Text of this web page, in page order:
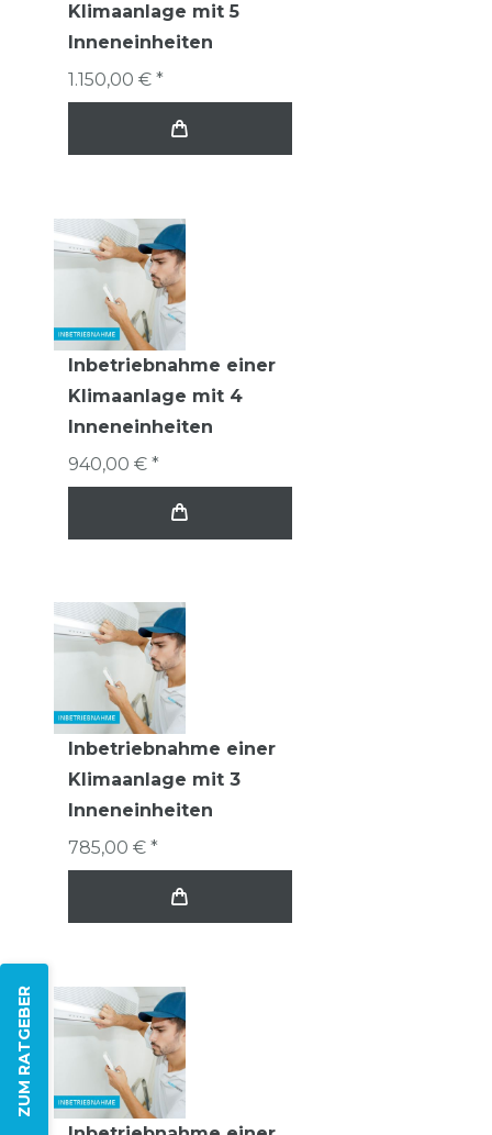
ZUM RATGEBER
Klimaanlage mit 5
Inneneinheiten
1.150,00 € *
Inbetriebnahme einer
Klimaanlage mit 4
Inneneinheiten
940,00 € *
Inbetriebnahme einer
Klimaanlage mit 3
Inneneinheiten
785,00 € *